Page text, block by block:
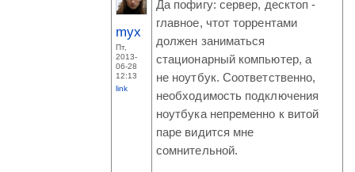
myx
Пт,
2013-
06-28
12:13
link
Да пофигу: сервер, десктоп -
главное, чтот торрентами
должен заниматься
стационарный компьютер, а
не ноутбук. Соответственно,
необходимость подключения
ноутбука непременно к витой
паре видится мне
сомнительной.